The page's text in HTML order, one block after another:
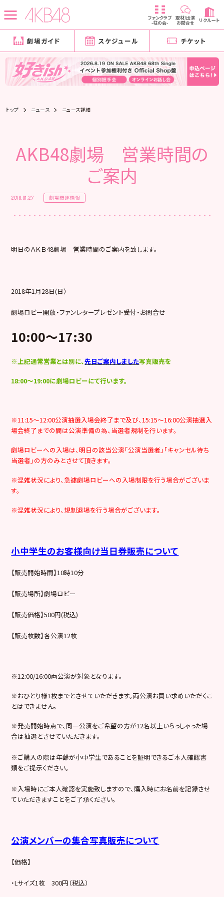
ファンクラブ
-柱の会-
取材/出演
お問合せ リクルート
劇場ガイド スケジュール チケット
トップ ニュース ニュース詳細
AKB48劇場 営業時間の
ご案内
2018.01.27 劇場関連情報
明日のＡＫＢ48劇場 営業時間のご案内を致します。
2018年1月28日(日）
劇場ロビー開放・ファンレタープレゼント受付・お問合せ
10:00～17:30
※上記通常営業とは別に、先日ご案内しました写真販売を
18:00～19:00に劇場ロビーにて行います。
※11:15～12:00公演抽選入場会終了まで及び、15:15～16:00公演抽選入
場会終了までの間は公演準備の為、当選者規制を行います。
劇場ロビーへの入場は、明日の該当公演「公演当選者」「キャンセル待ち
当選者」の方のみとさせて頂きます。
※混雑状況により、急遽劇場ロビーへの入場制限を行う場合がございま
す。
※混雑状況により、規制退場を行う場合がございます。
小中学生のお客様向け当日券販売について
【販売開始時間】10時10分
【販売場所】劇場ロビー
【販売価格】500円(税込)
【販売枚数】各公演12枚
※12:00/16:00両公演が対象となります。
※おひとり様1枚までとさせていただきます。両公演お買い求めいただくこ
とはできません。
※発売開始時点で、同一公演をご希望の方が12名以上いらっしゃった場
合は抽選とさせていただきます。
※ご購入の際は年齢が小中学生であることを証明できるご本人確認書
類をご提示ください。
※入場時にご本人確認を実施致しますので、購入時にお名前を記録させ
ていただきますことをご了承ください。
公演メンバーの集合写真販売について
【価格】
・Lサイズ1枚 300円（税込）